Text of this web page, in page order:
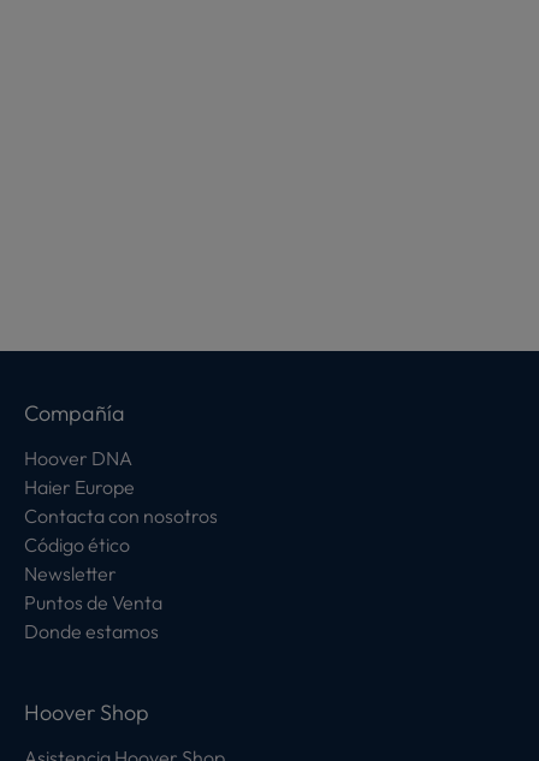
Compañía
Hoover DNA
Haier Europe
Contacta con nosotros
Código ético
Newsletter
Puntos de Venta
Donde estamos
Hoover Shop